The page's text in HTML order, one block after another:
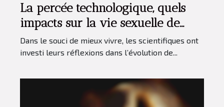
La percée technologique, quels
impacts sur la vie sexuelle de
l’humanité ?
Dans le souci de mieux vivre, les scientifiques ont
investi leurs réflexions dans l’évolution de...